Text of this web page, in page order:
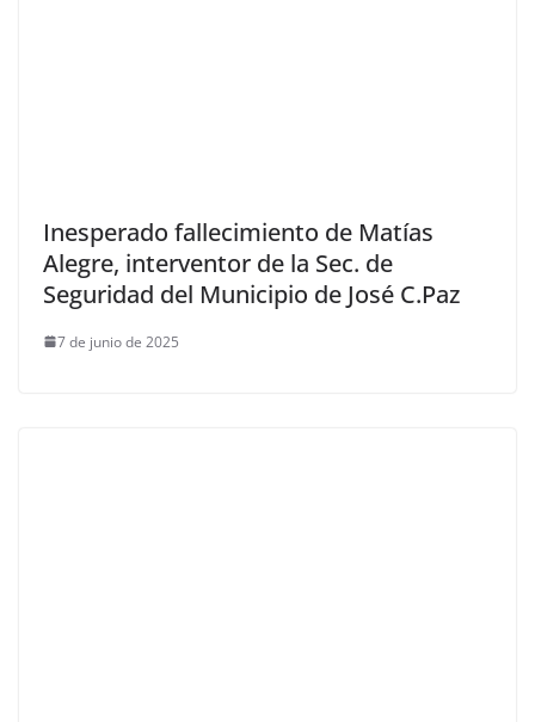
Inesperado fallecimiento de Matías
Alegre, interventor de la Sec. de
Seguridad del Municipio de José C.Paz
7 de junio de 2025